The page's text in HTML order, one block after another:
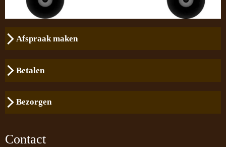
Afspraak maken
Betalen
Bezorgen
Contact